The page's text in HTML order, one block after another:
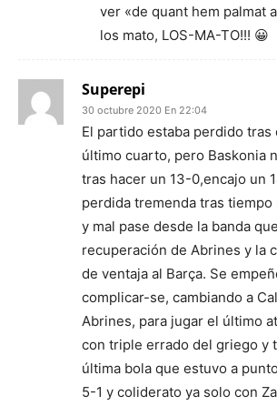
ver «de quant hem palmat
los mato, LOS-MA-TO!!! 😀
Superepi
30 octubre 2020 En 22:04
El partido estaba perdido tras
último cuarto, pero Baskonia
tras hacer un 13-0,encajo un
perdida tremenda tras
y mal pase desde la banda
recuperación de Abrines y la
de ventaja al Barça. Se
complicar-se, cambiando a
Abrines, para jugar el último
con triple errado del griego y
última bola que estuvo a
5-1 y coliderato ya solo con